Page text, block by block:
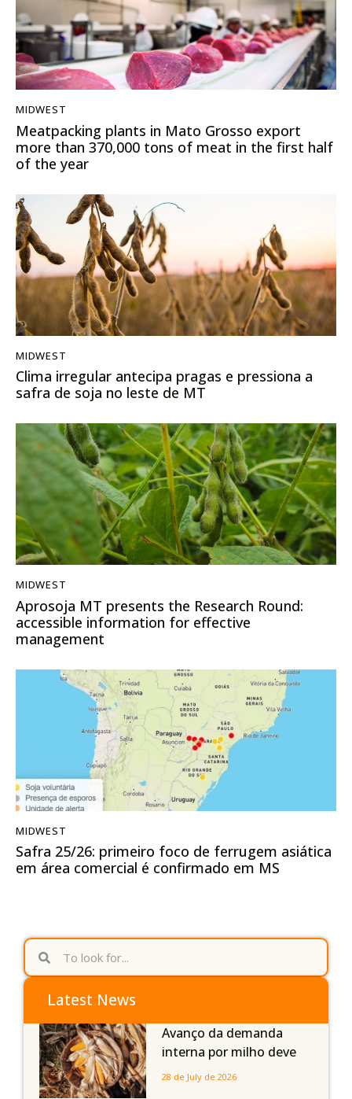
MIDWEST
Meatpacking plants in Mato Grosso export
more than 370,000 tons of meat in the first half
of the year
MIDWEST
Clima irregular antecipa pragas e pressiona a
safra de soja no leste de MT
MIDWEST
Aprosoja MT presents the Research Round:
accessible information for effective
management
MIDWEST
Safra 25/26: primeiro foco de ferrugem asiática
em área comercial é confirmado em MS
Latest News
Avanço da demanda
interna por milho deve
compensar aumento da
28 de July de 2026